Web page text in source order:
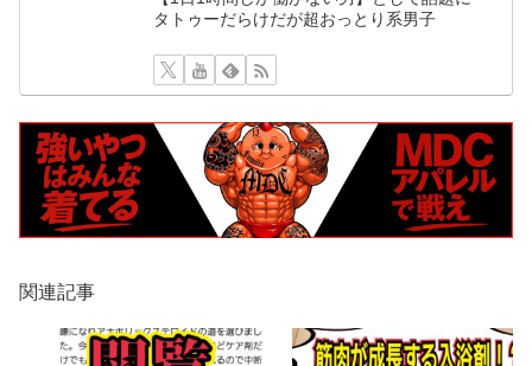
タトゥーだらけだが超おっとり系男子
関連記事